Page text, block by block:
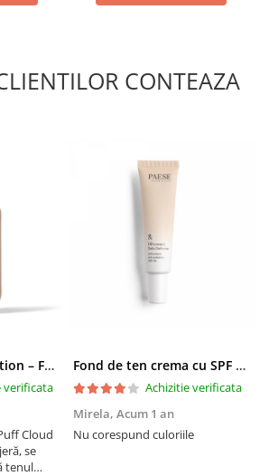
CONTEAZA
Puff Cloud Foundation – Fond de ten cu efect natural
verificata
Cloud
se
tenul
Fond de ten crema cu SPF 30, DD Cream, 6W Golden Tan - 30 ml
Achizitie verificata
Mirela, Acum 1 an
Nu corespund culoriile